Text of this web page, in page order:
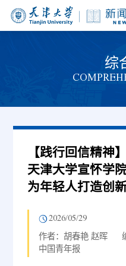
综
【践行回信精神
天津大学宣怀学
为年轻人打造创
2026/05/29
作者：胡春艳 赵晖
中国青年报